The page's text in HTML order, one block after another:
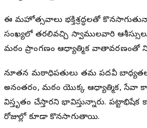
ఈ మహోత్సవాలు భక్తిశ్రద్ధలతో
సంఖ్యలో తరలివచ్చి స్వాములవారి
మఠం ప్రాంగణం ఆధ్యాత్మిక వాతావరణంతో
నూతన మఠాధిపతులు తమ పదవీ
అనంతరం, మఠం యొక్క ఆధ్యాత్మిక, సేవా
విస్తృతం చేస్తారని భావిస్తున్నారు. పట్టాభిషేక
రోజుల్లో కూడా కొనసాగుతాయి.